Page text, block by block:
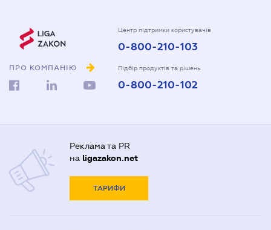
ПРО КОМПАНІЮ
Центр підтримки користувачів
0-800-210-103
Підбір продуктів та рішень
0-800-210-102
Реклама та PR
на ligazakon.net
ТАРИФИ